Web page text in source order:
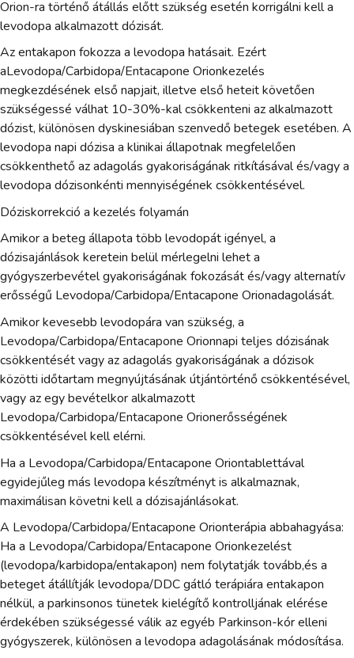
Orion-ra történő átállás előtt szükség esetén korrigálni kell a
levodopa alkalmazott dózisát.
Az entakapon fokozza a levodopa hatásait. Ezért
aLevodopa/Carbidopa/Entacapone Orionkezelés
megkezdésének első napjait, illetve első heteit követően
szükségessé válhat 10-30%-kal csökkenteni az alkalmazott
dózist, különösen dyskinesiában szenvedő betegek esetében. A
levodopa napi dózisa a klinikai állapotnak megfelelően
csökkenthető az adagolás gyakoriságának ritkításával és/vagy a
levodopa dózisonkénti mennyiségének csökkentésével.
Dóziskorrekció a kezelés folyamán
Amikor a beteg állapota több levodopát igényel, a
dózisajánlások keretein belül mérlegelni lehet a
gyógyszerbevétel gyakoriságának fokozását és/vagy alternatív
erősségű Levodopa/Carbidopa/Entacapone Orionadagolását.
Amikor kevesebb levodopára van szükség, a
Levodopa/Carbidopa/Entacapone Orionnapi teljes dózisának
csökkentését vagy az adagolás gyakoriságának a dózisok
közötti időtartam megnyújtásának útjántörténő csökkentésével,
vagy az egy bevételkor alkalmazott
Levodopa/Carbidopa/Entacapone Orionerősségének
csökkentésével kell elérni.
Ha a Levodopa/Carbidopa/Entacapone Oriontablettával
egyidejűleg más levodopa készítményt is alkalmaznak,
maximálisan követni kell a dózisajánlásokat.
A Levodopa/Carbidopa/Entacapone Orionterápia abbahagyása:
Ha a Levodopa/Carbidopa/Entacapone Orionkezelést
(levodopa/karbidopa/entakapon) nem folytatják tovább,és a
beteget átállítják levodopa/DDC gátló terápiára entakapon
nélkül, a parkinsonos tünetek kielégítő kontrolljának elérése
érdekében szükségessé válik az egyéb Parkinson-kór elleni
gyógyszerek, különösen a levodopa adagolásának módosítása.